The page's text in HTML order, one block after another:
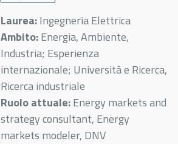
Laurea:Ingegneria Elettrica
Ambito:Energia, Ambiente,
Industria; Esperienza
internazionale; Università e Ricerca,
Ricerca industriale
Ruolo attuale:Energy markets and
strategy consultant, Energy
markets modeler, DNV